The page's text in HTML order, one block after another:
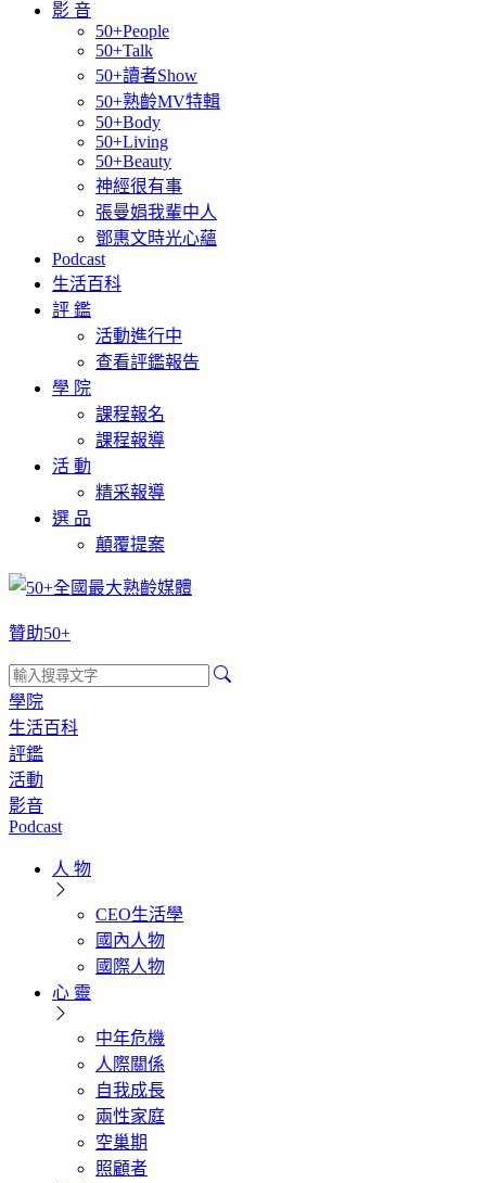
影 音
50+People
50+Talk
50+讀者Show
50+熟齡MV特輯
50+Body
50+Living
50+Beauty
神經很有事
張曼娟我輩中人
鄧惠文時光心蘊
Podcast
生活百科
評 鑑
活動進行中
查看評鑑報告
學 院
課程報名
課程報導
活 動
精采報導
選 品
顛覆提案
贊助50+
學院
生活百科
評鑑
活動
影音
Podcast
人 物
CEO生活學
國內人物
國際人物
心 靈
中年危機
人際關係
自我成長
兩性家庭
空巢期
照顧者